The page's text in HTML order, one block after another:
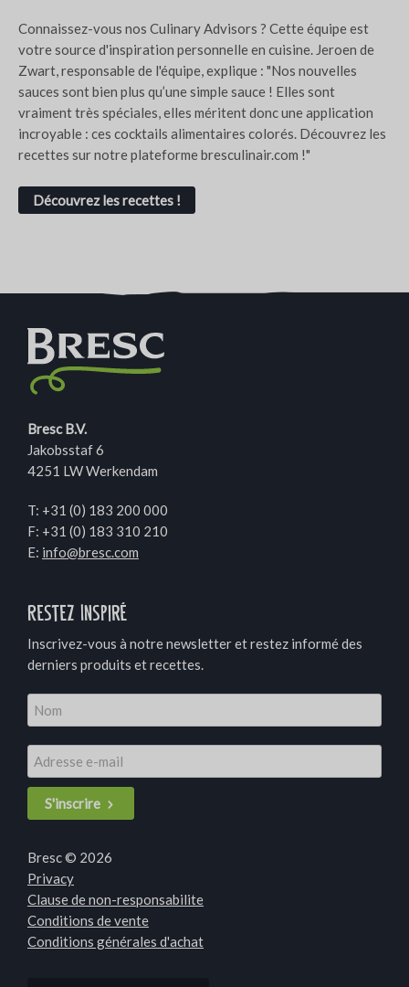
Connaissez-vous nos Culinary Advisors ? Cette équipe est
votre source d'inspiration personnelle en cuisine. Jeroen de
Zwart, responsable de l'équipe, explique : "Nos nouvelles
sauces sont bien plus qu’une simple sauce ! Elles sont
vraiment très spéciales, elles méritent donc une application
incroyable : ces cocktails alimentaires colorés. Découvrez les
recettes sur notre plateforme bresculinair.com !"
Découvrez les recettes !
Bresc B.V.
Jakobsstaf 6
4251 LW Werkendam
T: +31 (0) 183 200 000
F: +31 (0) 183 310 210
E: info@bresc.com
Restez Inspiré
Inscrivez-vous à notre newsletter et restez informé des
derniers produits et recettes.
S'inscrire
Bresc © 2026
Privacy
Clause de non-responsabilite
Conditions de vente
Conditions générales d'achat